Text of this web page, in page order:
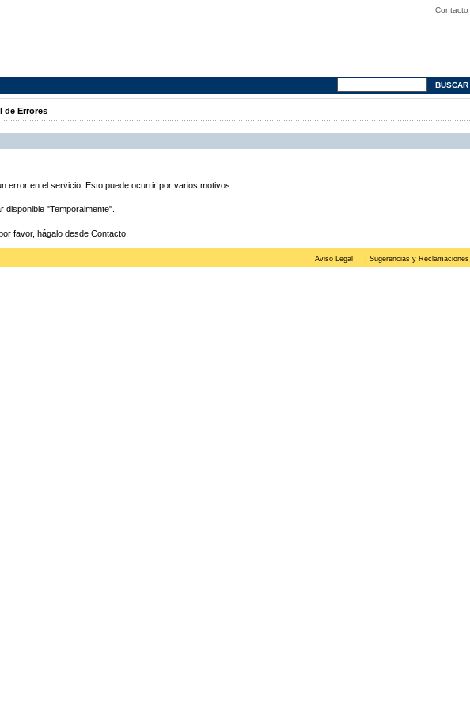
Contacto
de Errores
error en el servicio. Esto puede ocurrir por varios motivos:
disponible "Temporalmente".
favor, hágalo desde Contacto.
Aviso Legal | Sugerencias y Reclamaciones